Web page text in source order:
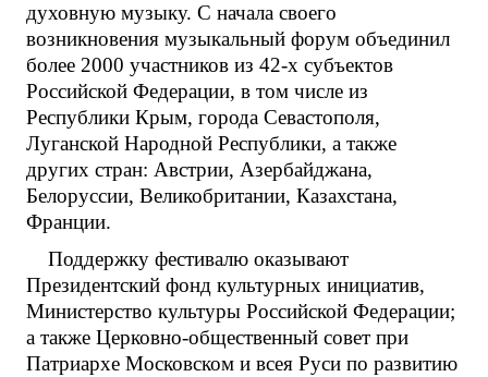
духовную музыку. С начала своего
возникновения музыкальный форум объединил
более 2000 участников из 42-х субъектов
Российской Федерации, в том числе из
Республики Крым, города Севастополя,
Луганской Народной Республики, а также
других стран: Австрии, Азербайджана,
Белоруссии, Великобритании, Казахстана,
Франции.
Поддержку фестивалю оказывают
Президентский фонд культурных инициатив,
Министерство культуры Российской Федерации;
а также Церковно-общественный совет при
Патриархе Московском и всея Руси по развитию